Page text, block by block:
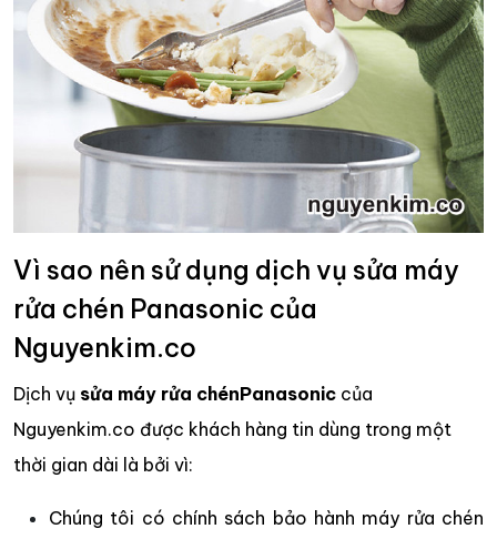
Vì sao nên sử dụng dịch vụ sửa máy
rửa chén Panasonic của
Nguyenkim.co
Dịch vụ sửa máy rửa chénPanasonic của
Nguyenkim.co được khách hàng tin dùng trong một
thời gian dài là bởi vì:
Chúng tôi có chính sách bảo hành máy rửa chén